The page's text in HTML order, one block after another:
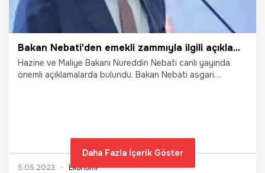
Bakan Nebati'den emekli zammıyla ilgili açıklama!
Hazine ve Maliye Bakanı Nureddin Nebati canlı yayında
önemli açıklamalarda bulundu. Bakan Nebati asgari
5.05.2023 Ekonomi
Daha Fazla İçerik Göster